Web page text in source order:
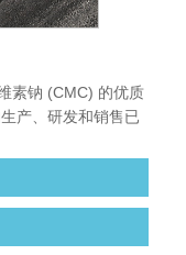
素钠 (CMC) 的优质
产、研发和销售已